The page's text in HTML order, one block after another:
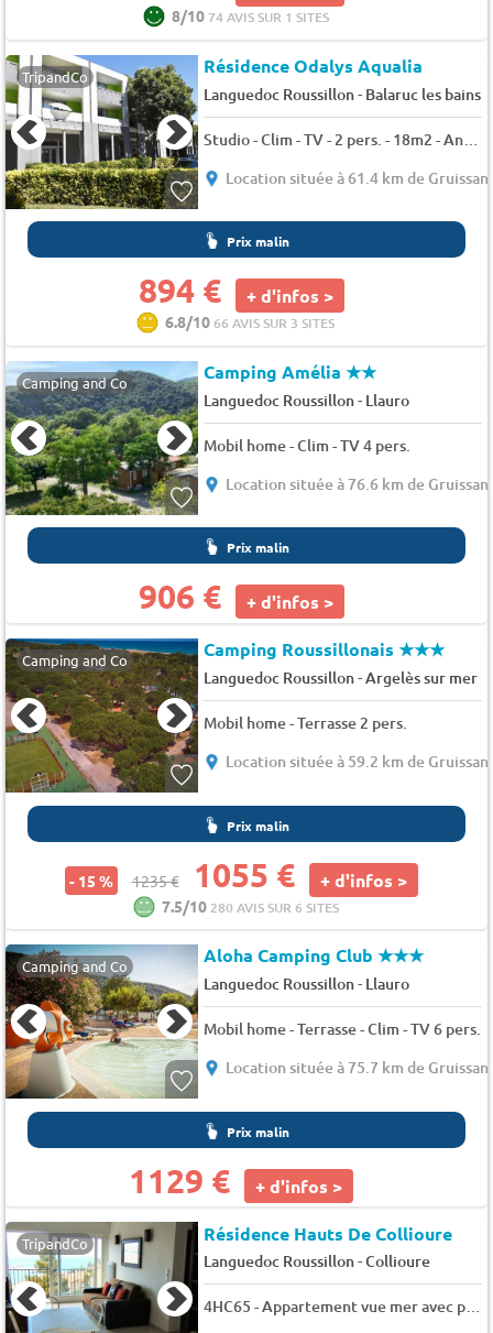
8/1074 AVIS SUR 1 SITES
TripandCo Résidence Odalys Aqualia
Languedoc Roussillon- Balaruc les bains
Location située à 61.4 km de Gruissan
Prix malin
894 € + d'infos >
6.8/1066 AVIS SUR 3 SITES
Camping and Co Camping Amélia★★
Languedoc Roussillon- Llauro
Mobil home - Clim - TV 4 pers.
Location située à 76.6 km de Gruissan
Prix malin
906 € + d'infos >
Camping and Co Camping Roussillonais★★★
Languedoc Roussillon-Argelès sur mer
Mobil home - Terrasse 2 pers.
Location située à 59.2 km de Gruissan
Prix malin
- 15 % 1235 € 1055 € + d'infos >
7.5/10 280 AVIS SUR 6 SITES
Camping and Co Aloha Camping Club★★★
Languedoc Roussillon- Llauro
Mobil home - Terrasse - Clim - TV 6 pers.
Location située à 75.7 km de Gruissan
Prix malin
1129 € + d'infos >
TripandCo Résidence Hauts De Collioure
Languedoc Roussillon-Collioure
4HC65 - Appartement vue mer avec piscine - 4 pers. - 41m2 - TV